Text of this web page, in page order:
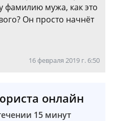
фамилию мужа, как это
Он просто начнёт
16 февраля 2019 г. 6:50
онлайн
15 минут